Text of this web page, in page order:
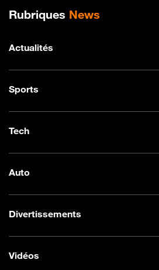
Plan de site
Rubriques News
Actualités
Sports
Tech
Auto
Divertissements
Vidéos